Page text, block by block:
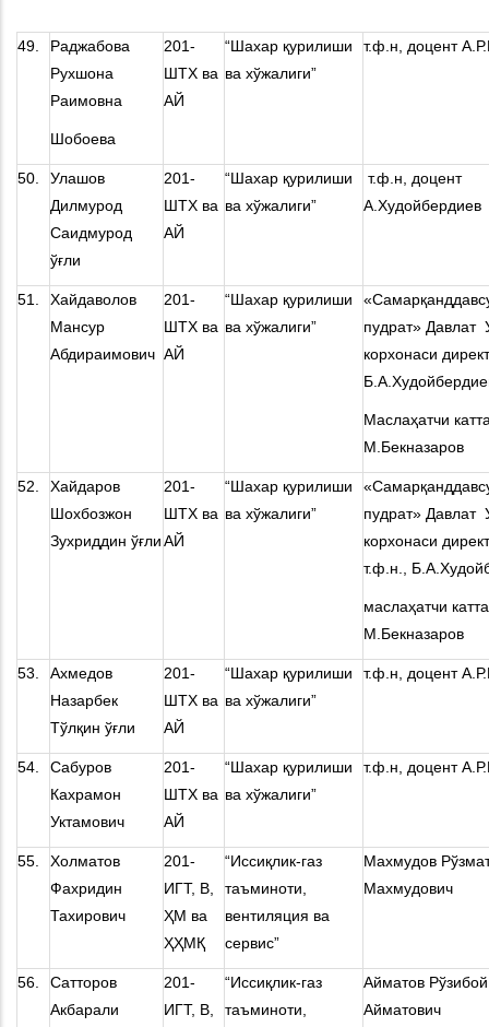
49.
Раджабова
Рухшона
Раимовна
Шобоева
201-
ШТХ ва
АЙ
“Шахар қурилиши
ва хўжалиги”
т.ф.н, доцент
50.
Улашов
Дилмурод
Саидмурод
ўғли
201-
ШТХ ва
АЙ
“Шахар қурилиши
ва хўжалиги”
т.ф.н, доцент
А.Худойбердиев
51.
Хайдаволов
Мансур
Абдираимович
201-
ШТХ ва
АЙ
“Шахар қурилиши
ва хўжалиги”
пудрат» Давлат
корхонаси
Маслаҳатчи
М.Бекназаров
52.
Хайдаров
Шохбозжон
Зухриддин ўғли
201-
ШТХ ва
АЙ
“Шахар қурилиши
ва хўжалиги”
пудрат» Давлат
корхонаси
т.ф.н.,
маслаҳатчи
М.Бекназаров
53.
Ахмедов
Назарбек
Тўлқин ўғли
201-
ШТХ ва
АЙ
“Шахар қурилиши
ва хўжалиги”
т.ф.н, доцент
54.
Сабуров
Кахрамон
Уктамович
201-
ШТХ ва
АЙ
“Шахар қурилиши
ва хўжалиги”
т.ф.н, доцент
55.
Холматов
Фахридин
Тахирович
201-
ИГТ, В,
ҲМ ва
ҲҲМҚ
“Иссиқлик-газ
таъминоти,
вентиляция ва
сервис”
Махмудов
Махмудович
56.
Сатторов
Акбарали
201-
ИГТ, В,
“Иссиқлик-газ
таъминоти,
Айматов Рўзибой
Айматович